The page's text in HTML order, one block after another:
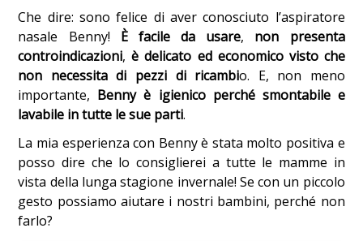
Che dire: sono felice di aver conosciuto l’aspiratore
nasale Benny! È facile da usare, non presenta
controindicazioni,è delicato ed economico visto che
non necessita di pezzi di ricambio. E, non meno
importante, Benny è igienico perché smontabile e
lavabile in tutte le sue parti.
La mia esperienza con Benny è stata molto positiva e
posso dire che lo consiglierei a tutte le mamme in
vista della lunga stagione invernale! Se con un piccolo
gesto possiamo aiutare i nostri bambini, perché non
farlo?